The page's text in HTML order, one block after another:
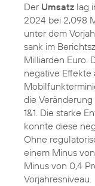
Der Umsatz lag
2024 bei 2,098
unter dem
sank im
Milliarden Euro.
negative Effekte
die
1&1. Die starke
konnte diese
Ohne
einem Minus
Minus von 0,4
Vorjahresniveau.